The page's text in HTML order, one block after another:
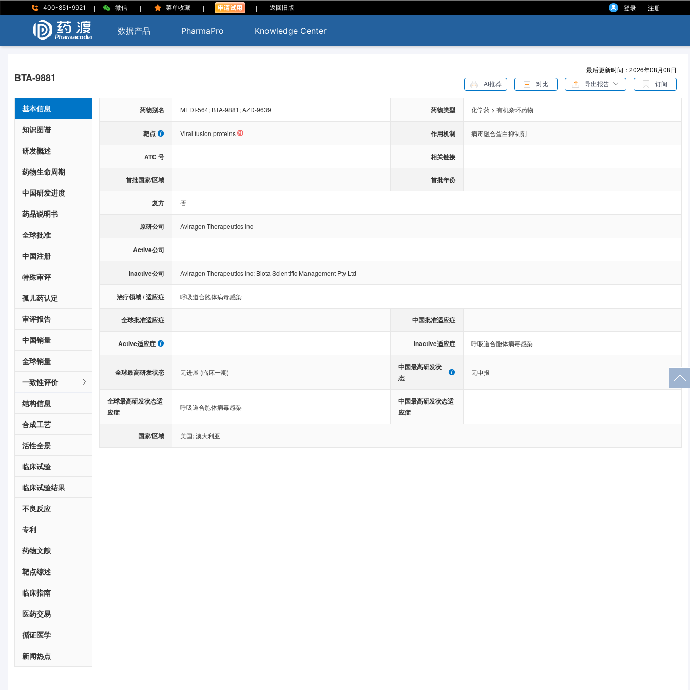
400-851-9921 | 微信 | 菜单收藏 | | 返回旧版 登录 | 注册
数据产品 PharmaPro Knowledge Center
BTA-9881
最后更新时间：2026年08月08日
AI推荐 对比 导出报告 订阅
基本信息
知识图谱
研发概述
药物生命周期
中国研发进度
药品说明书
全球批准
中国注册
特殊审评
孤儿药认定
审评报告
中国销量
全球销量
一致性评价
结构信息
合成工艺
活性全景
临床试验
临床试验结果
不良反应
专利
药物文献
靶点综述
临床指南
医药交易
循证医学
新闻热点
药物别名 MEDI-564; BTA-9881; AZD-9639 药物类型 化学药 > 有机杂环药物
靶点 Viral fusion proteins 作用机制 病毒融合蛋白抑制剂
ATC 号 相关链接
首批国家/区域 首批年份
复方 否
原研公司 Aviragen Therapeutics Inc
Active公司
Inactive公司 Aviragen Therapeutics Inc; Biota Scientific Management Pty Ltd
治疗领域 / 适应症 呼吸道合胞体病毒感染
全球批准适应症 中国批准适应症
Active适应症 Inactive适应症 呼吸道合胞体病毒感染
全球最高研发状态 无进展 (临床一期)
中国最高研发状
态
无申报
全球最高研发状态适
应症
呼吸道合胞体病毒感染
中国最高研发状态适
应症
国家/区域 美国;澳大利亚